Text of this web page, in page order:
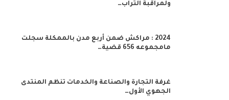
ولمراقبة التراب…
2024 : مراكش ضمن أربع مدن بالممكلة سجلت
مامجموعه 656 قضية…
غرفة التجارة والصناعة والخدمات تنظم المنتدى
الجهوي الأول…